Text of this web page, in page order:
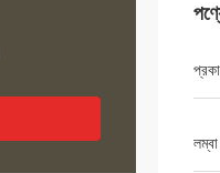
লম্বা